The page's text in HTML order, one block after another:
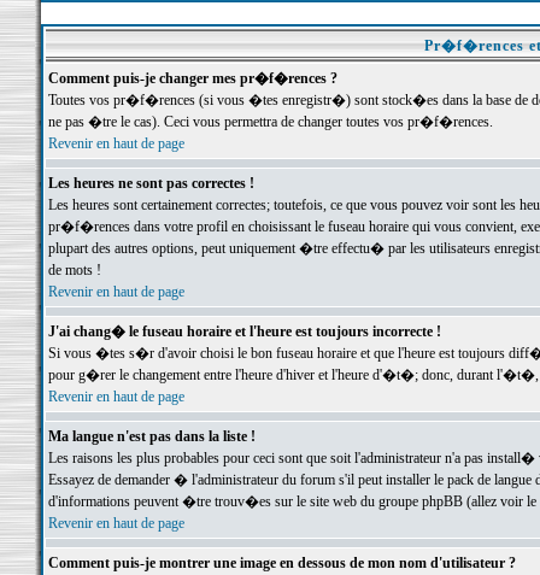
Pr�f�rences
Comment puis-je changer mes pr�f�rences ?
Toutes vos pr�f�rences (si vous �tes enregistr�) sont stock�es dans la base de
ne pas �tre le cas). Ceci vous permettra de changer toutes vos pr�f�rences.
Revenir en haut de page
Les heures ne sont pas correctes !
Les heures sont certainement correctes; toutefois, ce que vous pouvez voir sont
pr�f�rences dans votre profil en choisissant le fuseau horaire qui vous convient,
plupart des autres options, peut uniquement �tre effectu� par les utilisateurs
de mots !
Revenir en haut de page
J'ai chang� le fuseau horaire et l'heure est toujours incorrecte !
Si vous �tes s�r d'avoir choisi le bon fuseau horaire et que l'heure est toujours
pour g�rer le changement entre l'heure d'hiver et l'heure d'�t�; donc, durant
Revenir en haut de page
Ma langue n'est pas dans la liste !
Les raisons les plus probables pour ceci sont que soit l'administrateur n'a pas
Essayez de demander � l'administrateur du forum s'il peut installer le pack de
d'informations peuvent �tre trouv�es sur le site web du groupe phpBB (allez voir le
Revenir en haut de page
Comment puis-je montrer une image en dessous de mon nom d'utilisateur ?